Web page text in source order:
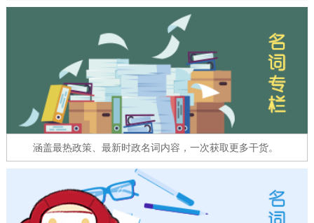
ENGLISH 한국어 日本語
DEUTSCH FRANÇAIS РУССКИЙ ЯЗЫК
ESPAÑOL العربية PORTUGUÊS
ITALIANO
涵盖最热政策、最新时政名词内容，一次获取更多干货。